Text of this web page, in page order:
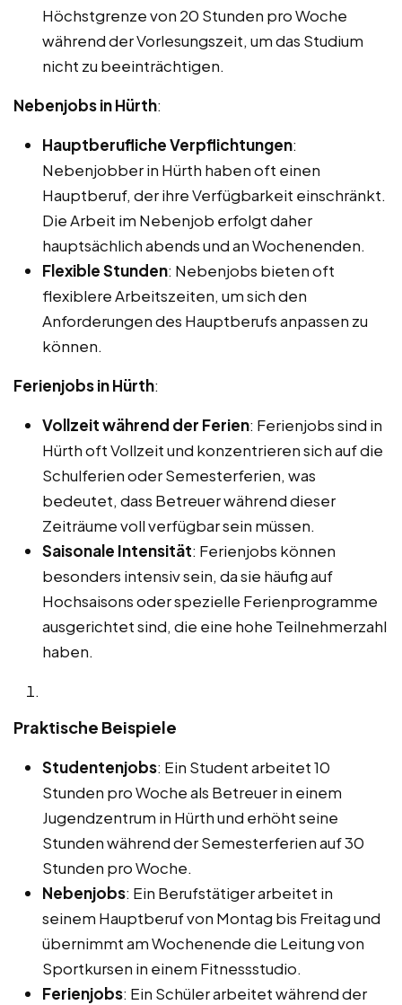
Höchstgrenze von 20 Stunden pro Woche
während der Vorlesungszeit, um das Studium
nicht zu beeinträchtigen.
Nebenjobs in Hürth:
Hauptberufliche Verpflichtungen:
Nebenjobber in Hürth haben oft einen
Hauptberuf, der ihre Verfügbarkeit einschränkt.
Die Arbeit im Nebenjob erfolgt daher
hauptsächlich abends und an Wochenenden.
Flexible Stunden: Nebenjobs bieten oft
flexiblere Arbeitszeiten, um sich den
Anforderungen des Hauptberufs anpassen zu
können.
Ferienjobs in Hürth:
Vollzeit während der Ferien: Ferienjobs sind in
Hürth oft Vollzeit und konzentrieren sich auf die
Schulferien oder Semesterferien, was
bedeutet, dass Betreuer während dieser
Zeiträume voll verfügbar sein müssen.
Saisonale Intensität: Ferienjobs können
besonders intensiv sein, da sie häufig auf
Hochsaisons oder spezielle Ferienprogramme
ausgerichtet sind, die eine hohe Teilnehmerzahl
haben.
Praktische Beispiele
Studentenjobs: Ein Student arbeitet 10
Stunden pro Woche als Betreuer in einem
Jugendzentrum in Hürth und erhöht seine
Stunden während der Semesterferien auf 30
Stunden pro Woche.
Nebenjobs: Ein Berufstätiger arbeitet in
seinem Hauptberuf von Montag bis Freitag und
übernimmt am Wochenende die Leitung von
Sportkursen in einem Fitnessstudio.
Ferienjobs: Ein Schüler arbeitet während der